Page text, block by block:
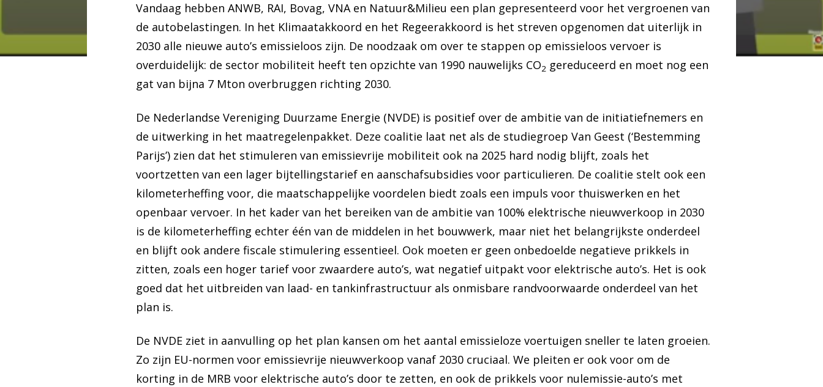
Vandaag hebben ANWB, RAI, Bovag, VNA en Natuur&Milieu een plan gepresenteerd voor het vergroenen van
de autobelastingen. In het Klimaatakkoord en het Regeerakkoord is het streven opgenomen dat uiterlijk in
2030 alle nieuwe auto’s emissieloos zijn. De noodzaak om over te stappen op emissieloos vervoer is
overduidelijk: de sector mobiliteit heeft ten opzichte van 1990 nauwelijks CO2 gereduceerd en moet nog een
gat van bijna 7 Mton overbruggen richting 2030.
De Nederlandse Vereniging Duurzame Energie (NVDE) is positief over de ambitie van de initiatiefnemers en
de uitwerking in het maatregelenpakket. Deze coalitie laat net als de studiegroep Van Geest (‘Bestemming
Parijs’) zien dat het stimuleren van emissievrije mobiliteit ook na 2025 hard nodig blijft, zoals het
voortzetten van een lager bijtellingstarief en aanschafsubsidies voor particulieren. De coalitie stelt ook een
kilometerheffing voor, die maatschappelijke voordelen biedt zoals een impuls voor thuiswerken en het
openbaar vervoer. In het kader van het bereiken van de ambitie van 100% elektrische nieuwverkoop in 2030
is de kilometerheffing echter één van de middelen in het bouwwerk, maar niet het belangrijkste onderdeel
en blijft ook andere fiscale stimulering essentieel. Ook moeten er geen onbedoelde negatieve prikkels in
zitten, zoals een hoger tarief voor zwaardere auto’s, wat negatief uitpakt voor elektrische auto’s. Het is ook
goed dat het uitbreiden van laad- en tankinfrastructuur als onmisbare randvoorwaarde onderdeel van het
plan is.
De NVDE ziet in aanvulling op het plan kansen om het aantal emissieloze voertuigen sneller te laten groeien.
Zo zijn EU-normen voor emissievrije nieuwverkoop vanaf 2030 cruciaal. We pleiten er ook voor om de
korting in de MRB voor elektrische auto’s door te zetten, en ook de prikkels voor nulemissie-auto’s met